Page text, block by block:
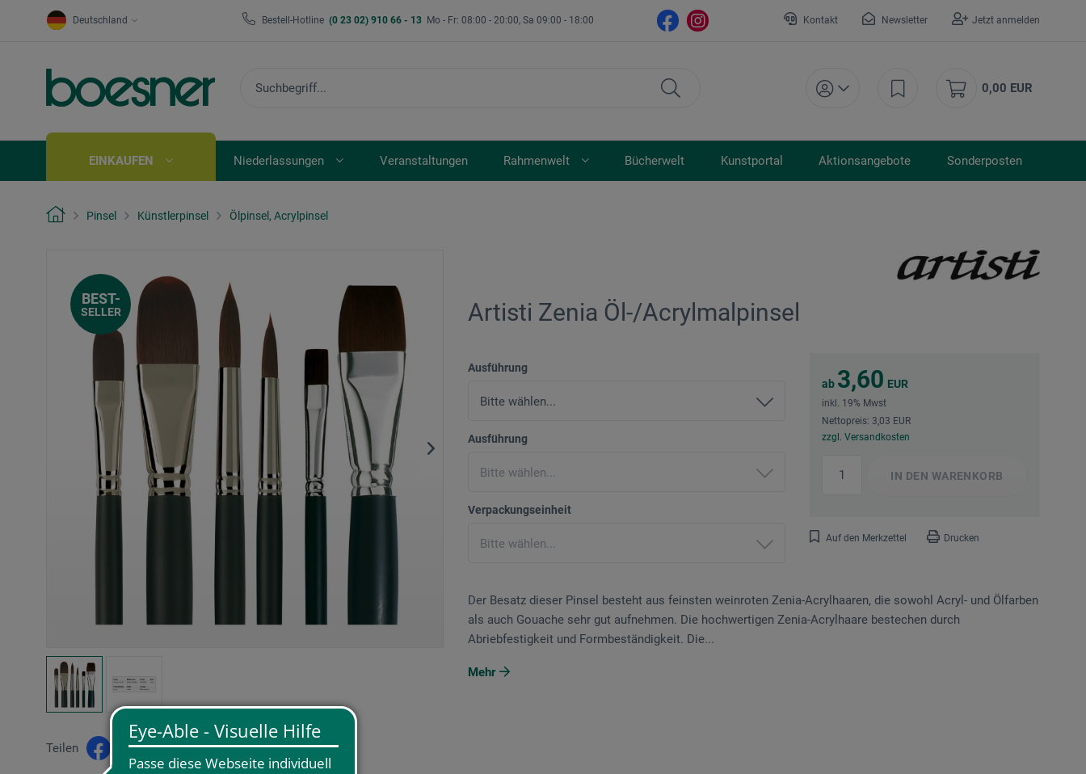
Deutschland Bestell-Hotline (0 23 02) 910 66 - 13 Mo - Fr: 08:00 - 20:00, Sa 09:00 - 18:00 Kontakt Newsletter Jetzt anmelden
0,00 EUR
EINKAUFEN Niederlassungen Veranstaltungen Rahmenwelt Bücherwelt Kunstportal Aktionsangebote Sonderposten
Pinsel Künstlerpinsel Ölpinsel, Acrylpinsel
Artisti Zenia Öl-/Acrylmalpinsel
BEST-
SELLER
Ausführung
Ausführung
Verpackungseinheit
ab 3,60 EUR
inkl. 19% Mwst
Nettopreis: 3,03 EUR
zzgl. Versandkosten
IN DEN WARENKORB
Auf den Merkzettel Drucken
Teilen
Der Besatz dieser Pinsel besteht aus feinsten weinroten Zenia-Acrylhaaren, die sowohl Acryl- und Ölfarben
als auch Gouache sehr gut aufnehmen. Die hochwertigen Zenia-Acrylhaare bestechen durch
Abriebfestigkeit und Formbeständigkeit. Die...
Mehr